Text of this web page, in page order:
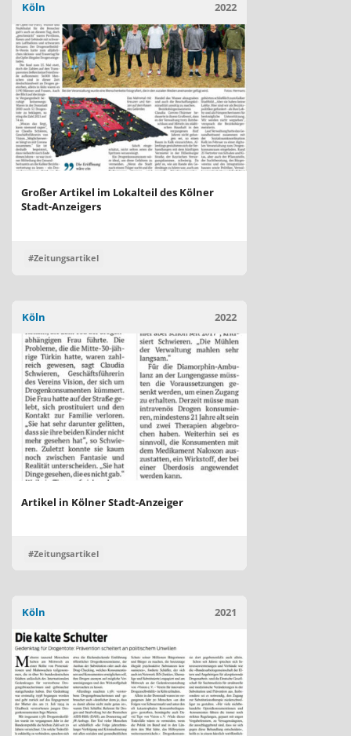
2022
Köln
Großer Artikel im Lokalteil des Kölner
Stadt-Anzeigers
#Zeitungsartikel
2022
Köln
Artikel in Kölner Stadt-Anzeiger
#Zeitungsartikel
2021
Köln